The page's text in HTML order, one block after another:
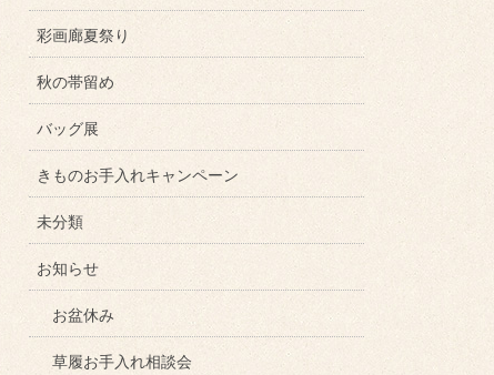
彩画廊夏祭り
秋の帯留め
バッグ展
きものお手入れキャンペーン
未分類
お知らせ
お盆休み
草履お手入れ相談会